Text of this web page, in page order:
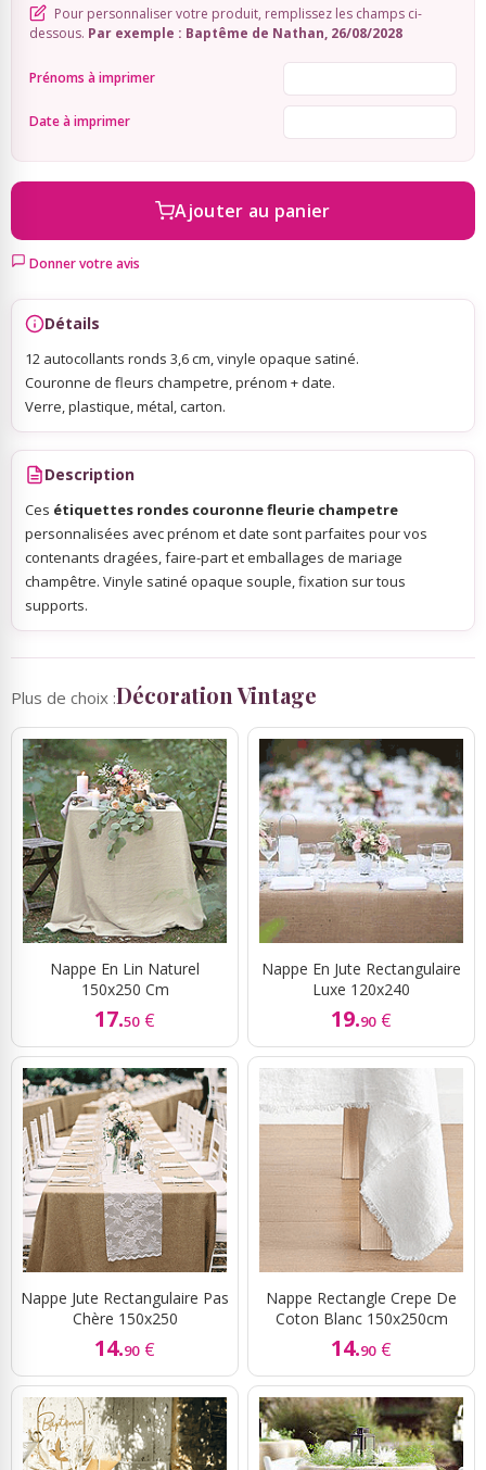
Rubans Tulle Organdi
Scrapbooking, Loisirs Créatifs
Pour personnaliser votre produit, remplissez les champs ci-
dessous. Par exemple : Baptême de Nathan, 26/08/2028
Prénoms à imprimer
Date à imprimer
Ajouter au panier
Donner votre avis
Détails
12 autocollants ronds 3,6 cm, vinyle opaque satiné.
Couronne de fleurs champetre, prénom + date.
Verre, plastique, métal, carton.
Description
Ces étiquettes rondes couronne fleurie champetre
personnalisées avec prénom et date sont parfaites pour vos
contenants dragées, faire-part et emballages de mariage
champêtre. Vinyle satiné opaque souple, fixation sur tous
supports.
Plus de choix :Décoration Vintage
Nappe En Lin Naturel
150x250 Cm
17.50 €
Nappe En Jute Rectangulaire
Luxe 120x240
19.90 €
Nappe Jute Rectangulaire Pas
Chère 150x250
14.90 €
Nappe Rectangle Crepe De
Coton Blanc 150x250cm
14.90 €